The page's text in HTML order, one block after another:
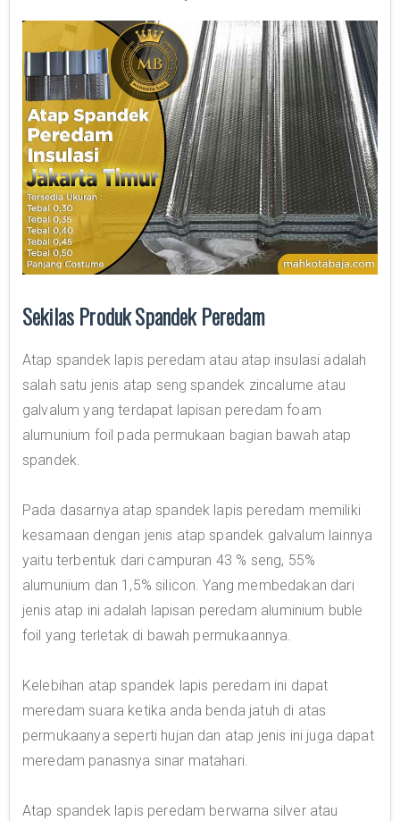
Sekilas Produk Spandek Peredam
Atap spandek lapis peredam atau atap insulasi adalah
salah satu jenis atap seng spandek zincalume atau
galvalum yang terdapat lapisan peredam foam
alumunium foil pada permukaan bagian bawah atap
spandek.
Pada dasarnya atap spandek lapis peredam memiliki
kesamaan dengan jenis atap spandek galvalum lainnya
yaitu terbentuk dari campuran 43 % seng, 55%
alumunium dan 1,5% silicon. Yang membedakan dari
jenis atap ini adalah lapisan peredam aluminium buble
foil yang terletak di bawah permukaannya.
Kelebihan atap spandek lapis peredam ini dapat
meredam suara ketika anda benda jatuh di atas
permukaanya seperti hujan dan atap jenis ini juga dapat
meredam panasnya sinar matahari.
Atap spandek lapis peredam berwarna silver atau